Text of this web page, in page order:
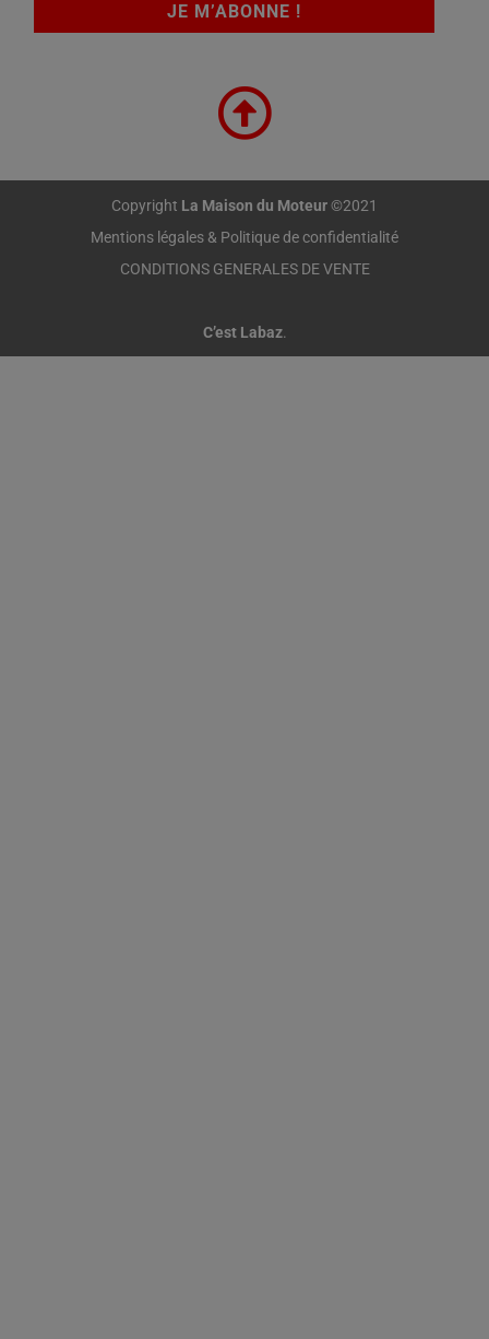
Copyright La Maison du Moteur©2021
Mentions légales & Politique de confidentialité
CONDITIONS GENERALES DE VENTE
C’est Labaz.